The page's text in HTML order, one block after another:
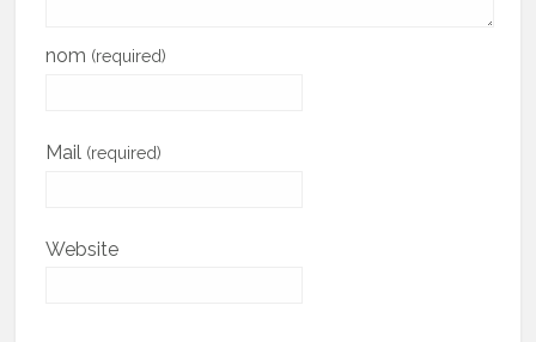
nom (required)
Mail (required)
Website